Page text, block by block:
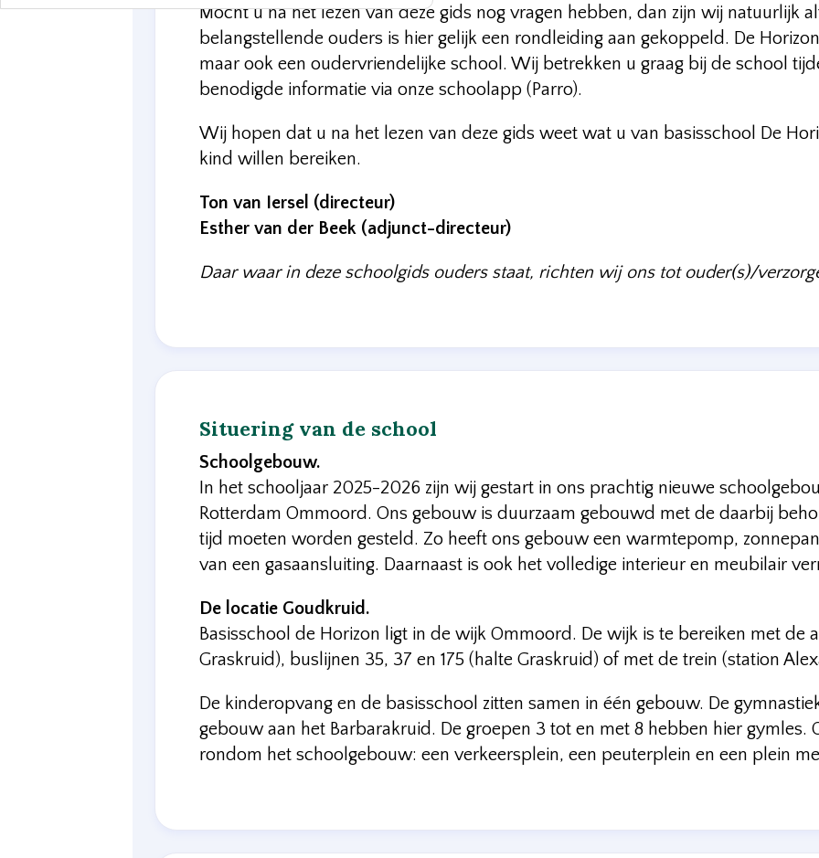
Mocht u na het lezen van deze gids nog vragen hebben, dan zijn wij natuurlijk
belangstellende ouders is hier gelijk een rondleiding aan gekoppeld. De
maar ook een oudervriendelijke school. Wij betrekken u graag bij de school
benodigde informatie via onze schoolapp (Parro).
Wij hopen dat u na het lezen van deze gids weet wat u van basisschool De
kind willen bereiken.
Ton van Iersel (directeur)
Esther van der Beek (adjunct-directeur)
Daar waar in deze schoolgids ouders staat, richten wij ons tot ouder(s)/
Situering van de school
Schoolgebouw.
In het schooljaar 2025-2026 zijn wij gestart in ons prachtig nieuwe
Rotterdam Ommoord. Ons gebouw is duurzaam gebouwd met de daarbij
tijd moeten worden gesteld. Zo heeft ons gebouw een warmtepomp,
van een gasaansluiting. Daarnaast is ook het volledige interieur en meubilair
De locatie Goudkruid.
Basisschool de Horizon ligt in de wijk Ommoord. De wijk is te bereiken met de
Graskruid), buslijnen 35, 37 en 175 (halte Graskruid) of met de trein (station
De kinderopvang en de basisschool zitten samen in één gebouw. De
gebouw aan het Barbarakruid. De groepen 3 tot en met 8 hebben hier gymles.
rondom het schoolgebouw: een verkeersplein, een peuterplein en een plein